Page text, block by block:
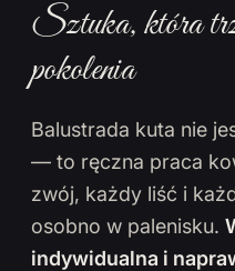
Sztuka, która
pokolenia
Balustrada kuta nie
— to ręczna praca
zwój, każdy liść i
osobno w palenisku.
indywidualna i